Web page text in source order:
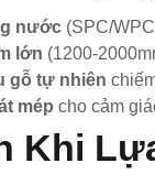
nước (SPC/
lớn (1200-
gỗ tự nhiên
mép cho cảm
Khi